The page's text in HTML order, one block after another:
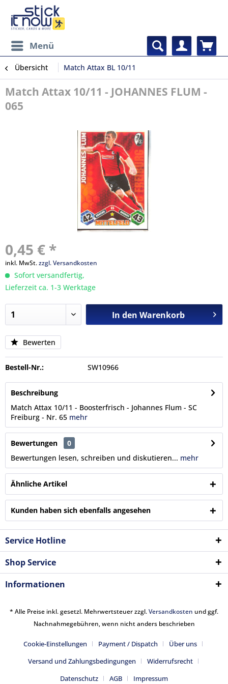
Menü
Übersicht Match Attax BL 10/11
Match Attax 10/11 - JOHANNES FLUM -
065
0,45 € *
inkl. MwSt.zzgl. Versandkosten
Sofort versandfertig,
Lieferzeit ca. 1-3 Werktage
In den Warenkorb
Bewerten
Bestell-Nr.: SW10966
Beschreibung
Match Attax 10/11 - Boosterfrisch - Johannes Flum - SC
Freiburg - Nr. 65 mehr
Bewertungen
0
Bewertungen lesen, schreiben und diskutieren... mehr
Ähnliche Artikel
Kunden haben sich ebenfalls angesehen
Service Hotline
Shop Service
Informationen
* Alle Preise inkl. gesetzl. Mehrwertsteuer zzgl.Versandkosten und ggf.
Nachnahmegebühren, wenn nicht anders beschrieben
Cookie-Einstellungen Payment / Dispatch
Über uns
Versand und Zahlungsbedingungen
Widerrufsrecht
Datenschutz
AGB Impressum